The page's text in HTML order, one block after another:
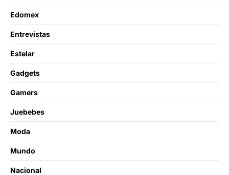
Edomex
Entrevistas
Estelar
Gadgets
Gamers
Juebebes
Moda
Mundo
Nacional